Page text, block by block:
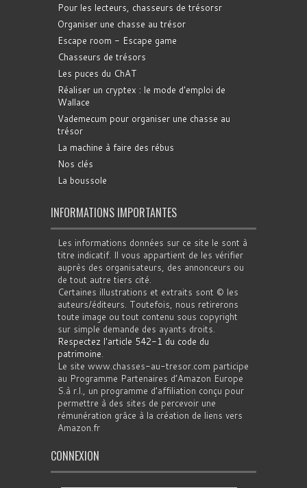
Pour les lecteurs, chasseurs de trésorsr
Organiser une chasse au trésor
Escape room - Escape game
Chasseurs de trésors
Les puces du ChAT
Réaliser un cryptex : le mode d'emploi de
Wallace
Vademecum pour organiser une chasse au
trésor
La machine à faire des rébus
Nos clés
La boussole
INFORMATIONS IMPORTANTES
Les informations données sur ce site le sont à
titre indicatif. Il vous appartient de les vérifier
auprès des organisateurs, des annonceurs ou
de tout autre tiers cité.
Certaines illustrations et extraits sont © les
auteurs/éditeurs. Toutefois, nous retirerons
toute image ou tout contenu sous copyright
sur simple demande des ayants droits.
Respectez l'article 542-1 du code du
patrimoine
Le site www.chasses-au-tresor.com participe
au Programme Partenaires d’Amazon Europe
S.à r.l., un programme d’affiliation conçu pour
permettre à des sites de percevoir une
rémunération grâce à la création de liens vers
Amazon.fr
CONNEXION